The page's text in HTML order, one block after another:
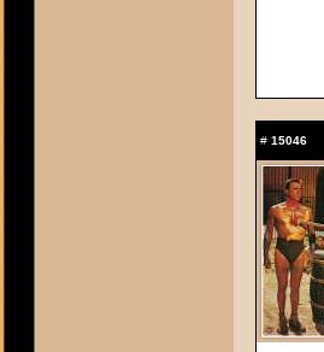
# 15046